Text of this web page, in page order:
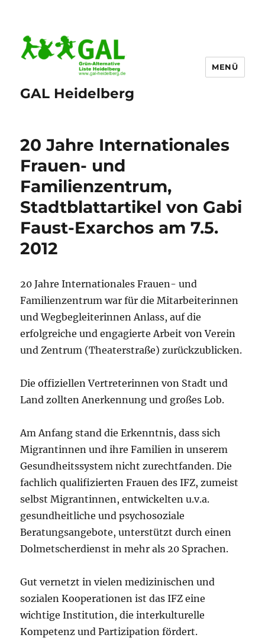
GAL Heidelberg
MENÜ
20 Jahre Internationales
Frauen- und
Familienzentrum,
Stadtblattartikel von Gabi
Faust-Exarchos am 7.5.
2012
20 Jahre Internationales Frauen- und
Familienzentrum war für die Mitarbeiterinnen
und Wegbegleiterinnen Anlass, auf die
erfolgreiche und engagierte Arbeit von Verein
und Zentrum (Theaterstraße) zurückzublicken.
Die offiziellen Vertreterinnen von Stadt und
Land zollten Anerkennung und großes Lob.
Am Anfang stand die Erkenntnis, dass sich
Migrantinnen und ihre Familien in unserem
Gesundheitssystem nicht zurechtfanden. Die
fachlich qualifizierten Frauen des IFZ, zumeist
selbst Migrantinnen, entwickelten u.v.a.
gesundheitliche und psychosoziale
Beratungsangebote, unterstützt durch einen
Dolmetscherdienst in mehr als 20 Sprachen.
Gut vernetzt in vielen medizinischen und
sozialen Kooperationen ist das IFZ eine
wichtige Institution, die interkulturelle
Kompetenz und Partizipation fördert.